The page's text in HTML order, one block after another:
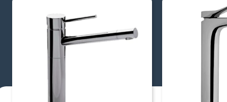
20 lts por minuto:
Por